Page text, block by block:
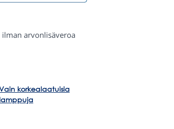
arvonlisäveroa
korkealaatuisia
lamppuja